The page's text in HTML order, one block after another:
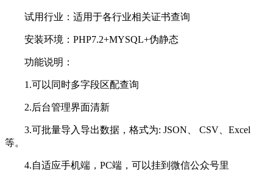
试用行业：适用于各行业相关证书查询
安装环境：PHP7.2+MYSQL+伪静态
功能说明：
1.可以同时多字段区配查询
2.后台管理界面清新
3.可批量导入导出数据，格式为: JSON、 CSV、Excel
等。
4.自适应手机端，PC端，可以挂到微信公众号里